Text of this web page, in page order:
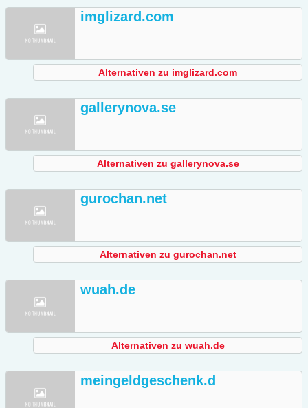
imglizard.com
Alternativen zu imglizard.com
gallerynova.se
Alternativen zu gallerynova.se
gurochan.net
Alternativen zu gurochan.net
wuah.de
Alternativen zu wuah.de
meingeldgeschenk.d